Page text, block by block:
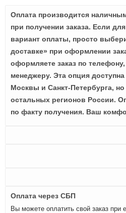
Оплата производится
при получении заказа. Если
вариант оплаты, просто
доставке» при оформлении
оформляете заказ по
менеджеру. Эта опция
Москвы и Санкт-Петербурга,
остальных регионов России.
по факту получения. Ваш
Оплата через СБП
Вы можете оплатить свой заказ при